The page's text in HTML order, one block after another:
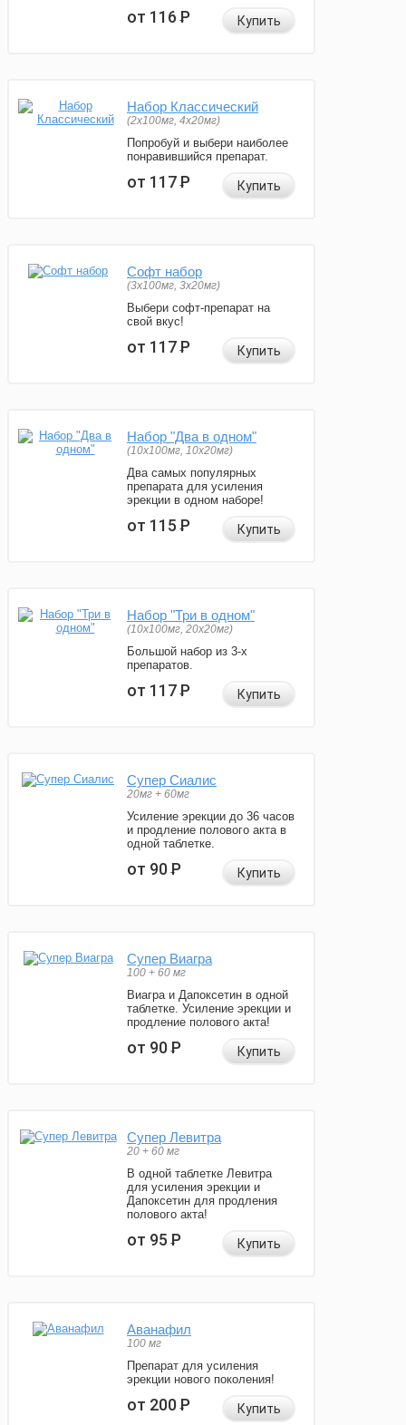
от 116Р Купить
Набор Классический
(2x100мг, 4x20мг)
Попробуй и выбери наиболее
понравившийся препарат.
от 117Р Купить
Софт набор
(3x100мг, 3x20мг)
Выбери софт-препарат на
свой вкус!
от 117Р Купить
Набор "Два в одном"
(10x100мг, 10x20мг)
Два самых популярных
препарата для усиления
эрекции в одном наборе!
от 115Р Купить
Набор "Три в одном"
(10x100мг, 20x20мг)
Большой набор из 3-х
препаратов.
от 117Р Купить
Супер Сиалис
20мг + 60мг
Усиление эрекции до 36 часов
и продление полового акта в
одной таблетке.
от 90Р Купить
Супер Виагра
100 + 60 мг
Виагра и Дапоксетин в одной
таблетке. Усиление эрекции и
продление полового акта!
от 90Р Купить
Супер Левитра
20 + 60 мг
В одной таблетке Левитра
для усиления эрекции и
Дапоксетин для продления
полового акта!
от 95Р Купить
Аванафил
100 мг
Препарат для усиления
эрекции нового поколения!
от 200Р Купить